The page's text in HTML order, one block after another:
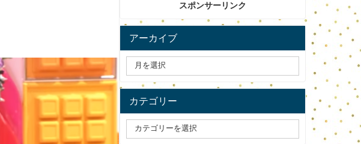
スポンサーリンク
アーカイブ
カテゴリー